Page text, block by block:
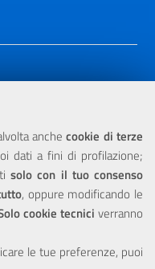
anchecookie di terze
dati a fini di profilazione;
solo con il tuo consenso
, oppure modificando le
cookie tecnici verranno
le tue preferenze, puoi
finanziaria dell'Unione